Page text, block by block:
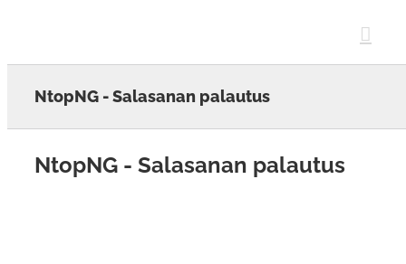
NtopNG - Salasanan palautus
NtopNG - Salasanan palautus